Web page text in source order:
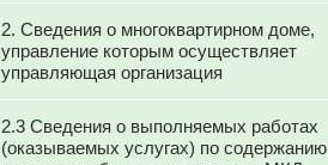
2. Сведения о многоквартирном доме,
управление которым осуществляет
управляющая организация
2.3 Сведения о выполняемых работах
(оказываемых услугах) по содержанию